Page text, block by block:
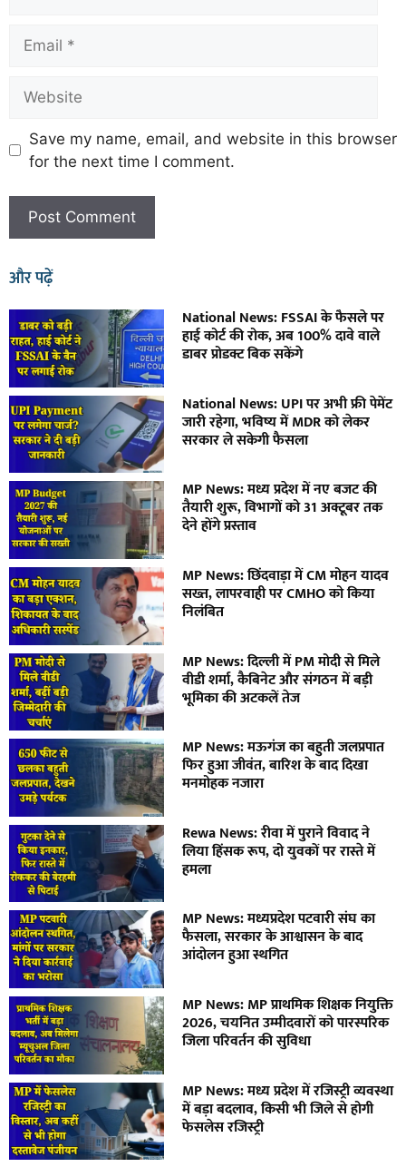
Save my name, email, and website in this browser
for the next time I comment.
और पढ़ें
National News: FSSAI के फैसले पर
हाई कोर्ट की रोक, अब 100% दावे वाले
डाबर प्रोडक्ट बिक सकेंगे
National News: UPI पर अभी फ्री पेमेंट
जारी रहेगा, भविष्य में MDR को लेकर
सरकार ले सकेगी फैसला
MP News: मध्य प्रदेश में नए बजट की
तैयारी शुरू, विभागों को 31 अक्टूबर तक
देने होंगे प्रस्ताव
MP News: छिंदवाड़ा में CM मोहन यादव
सख्त, लापरवाही पर CMHO को किया
निलंबित
MP News: दिल्ली में PM मोदी से मिले
वीडी शर्मा, कैबिनेट और संगठन में बड़ी
भूमिका की अटकलें तेज
MP News: मऊगंज का बहुती जलप्रपात
फिर हुआ जीवंत, बारिश के बाद दिखा
मनमोहक नजारा
Rewa News: रीवा में पुराने विवाद ने
लिया हिंसक रूप, दो युवकों पर रास्ते में
हमला
MP News: मध्यप्रदेश पटवारी संघ का
फैसला, सरकार के आश्वासन के बाद
आंदोलन हुआ स्थगित
MP News: MP प्राथमिक शिक्षक नियुक्ति
2026, चयनित उम्मीदवारों को पारस्परिक
जिला परिवर्तन की सुविधा
MP News: मध्य प्रदेश में रजिस्ट्री व्यवस्था
में बड़ा बदलाव, किसी भी जिले से होगी
फेसलेस रजिस्ट्री